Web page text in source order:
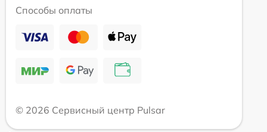
Способы оплаты
© 2026 Сервисный центр Pulsar